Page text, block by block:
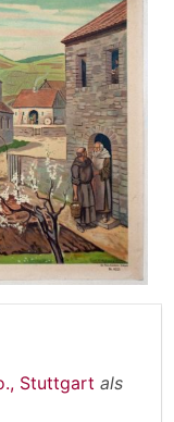
Stuttgart als